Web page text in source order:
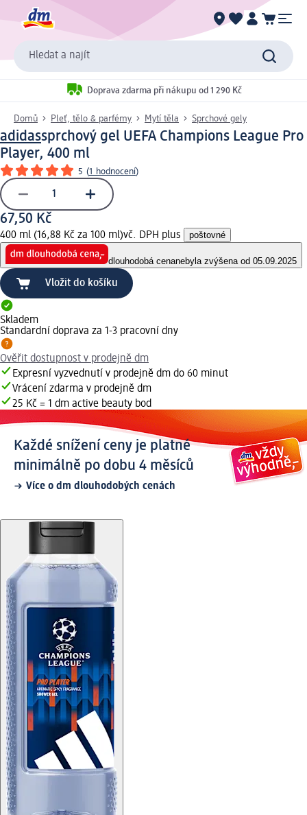
Hledat a najít
Doprava zdarma při nákupu od 1 290 Kč
Domů Pleť, tělo & parfémy Mytí těla Sprchové gely
adidassprchový gel UEFA Champions League Pro
Player, 400 ml
5 (1 hodnocení)
67,50 Kč
400 ml (16,88 Kč za 100 ml)vč. DPH plus poštovné
dlouhodobá cenanebyla zvýšena od 05.09.2025
Vložit do košíku
Skladem
Standardní doprava za 1-3 pracovní dny
Ověřit dostupnost v prodejně dm
Expresní vyzvednutí v prodejně dm do 60 minut
Vrácení zdarma v prodejně dm
25 Kč = 1 dm active beauty bod
Každé snížení ceny je platné
minimálně po dobu 4 měsíců
Více o dm dlouhodobých cenách